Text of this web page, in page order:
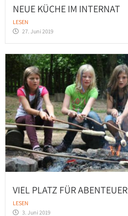
NEUE KÜCHE IM INTERNAT
LESEN
27. Juni 2019
VIEL PLATZ FÜR ABENTEUER
LESEN
3. Juni 2019